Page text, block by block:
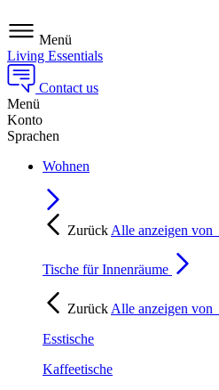
Menü
Living Essentials
Contact us
Menü
Konto
Sprachen
Wohnen
Zurück Alle anzeigen von
Tische für Innenräume
Zurück Alle anzeigen von
Esstische
Kaffeetische